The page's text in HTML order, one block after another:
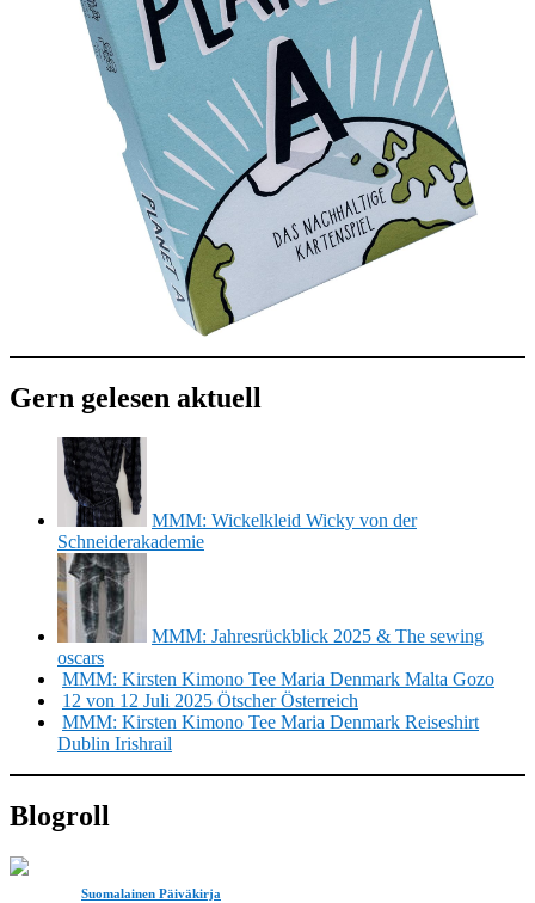
Gern gelesen aktuell
MMM: Wickelkleid Wicky von der
Schneiderakademie
MMM: Jahresrückblick 2025 & The sewing
oscars
MMM: Kirsten Kimono Tee Maria Denmark Malta Gozo
12 von 12 Juli 2025 Ötscher Österreich
MMM: Kirsten Kimono Tee Maria Denmark Reiseshirt
Dublin Irishrail
Blogroll
Suomalainen Päiväkirja